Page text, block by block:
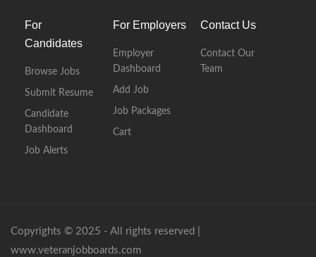
For
Candidates
Browse Jobs
Submit Resume
Candidate
Dashboard
Job Alerts
For Employers
Employer
Dashboard
Add Job
Job Packages
Cart
Contact Us
Contact Our
Team
Copyrights © 2025 - All rights reserved |
www.veteranjobboards.com